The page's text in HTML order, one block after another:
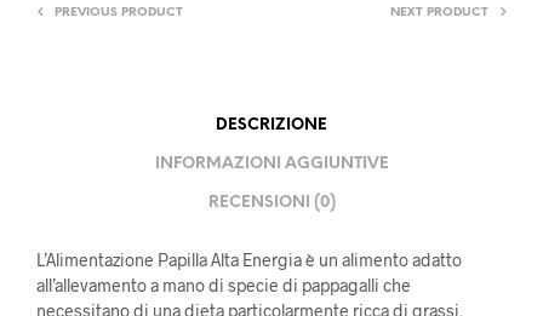
PREVIOUS PRODUCT NEXT PRODUCT
DESCRIZIONE
INFORMAZIONI AGGIUNTIVE
RECENSIONI (0)
L’Alimentazione Papilla Alta Energia è un alimento adatto
all’allevamento a mano di specie di pappagalli che
necessitano di una dieta particolarmente ricca di grassi.